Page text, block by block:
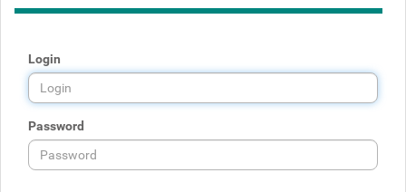
Login
Password